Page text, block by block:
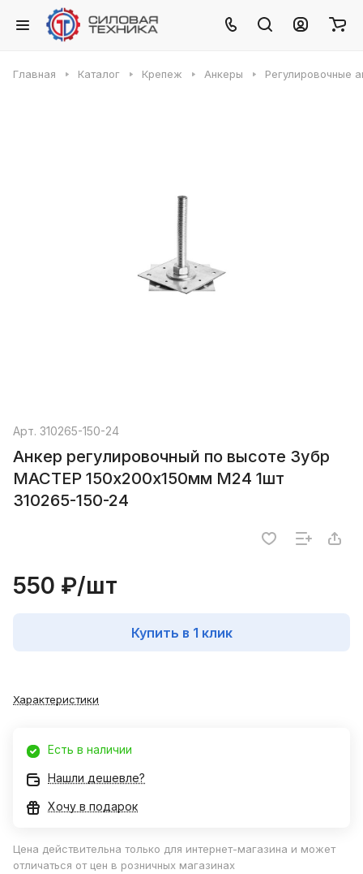
Главная Каталог Крепеж Анкеры Регулировочные
Арт. 310265-150-24
Анкер регулировочный по высоте Зубр
МАСТЕР 150х200х150мм М24 1шт
310265-150-24
550 ₽/шт
Купить в 1 клик
Характеристики
Есть в наличии
Нашли дешевле?
Хочу в подарок
Цена действительна только для интернет-магазина и может
отличаться от цен в розничных магазинах